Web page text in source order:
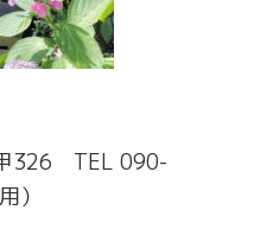
326 TEL 090-
）